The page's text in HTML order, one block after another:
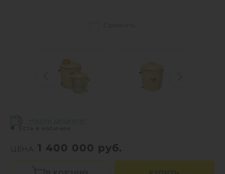
Нашли дешевле?
Есть в наличии
ЦЕНА: 1 400 000 руб.